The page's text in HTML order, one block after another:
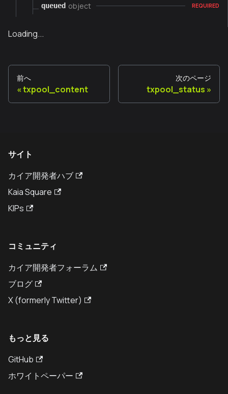
queued object REQUIRED
Loading...
前へ
txpool_content
次のページ
txpool_status
サイト
カイア開発者ハブ
Kaia Square
KIPs
コミュニティ
カイア開発者フォーラム
ブログ
X (formerly Twitter)
もっと見る
GitHub
ホワイトペーパー